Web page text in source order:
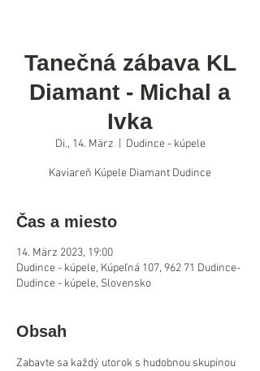
Tanečná zábava KL
Diamant - Michal a
Ivka
Di., 14. März Dudince - kúpele
Kaviareň Kúpele Diamant Dudince
Čas a miesto
14. März 2023, 19:00
Dudince - kúpele, Kúpeľná 107, 962 71 Dudince-
Dudince - kúpele, Slovensko
Obsah
Zabavte sa každý utorok s hudobnou skupinou